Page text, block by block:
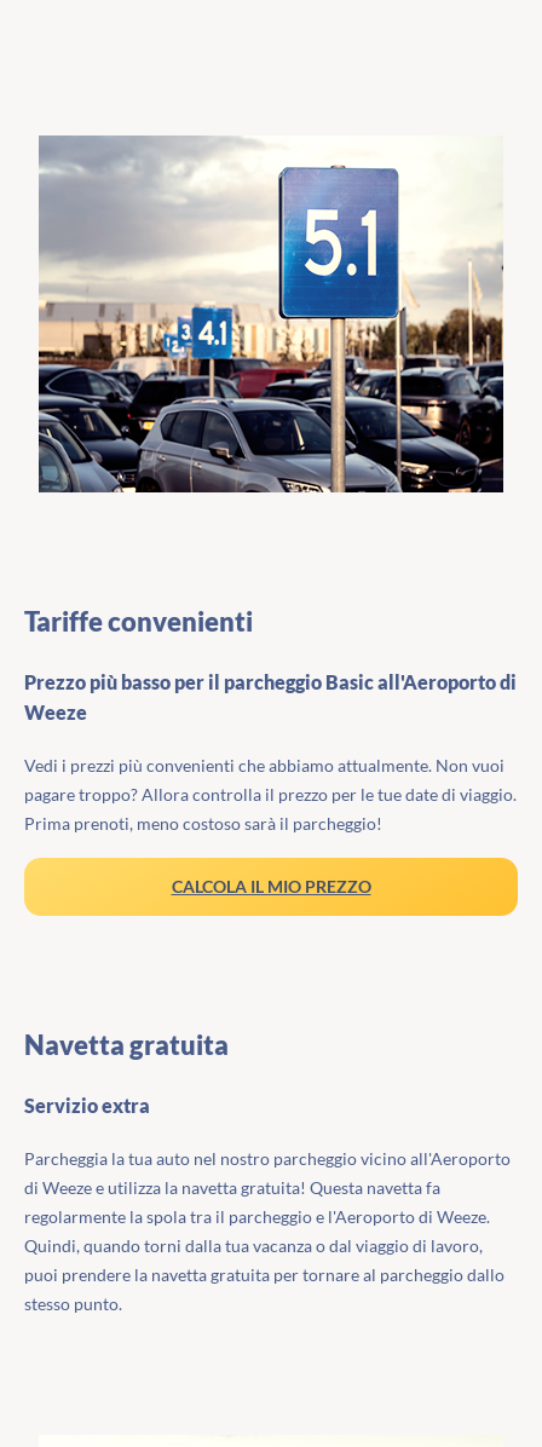
Tariffe convenienti
Prezzo più basso per il parcheggio Basic all'Aeroporto di
Weeze
Vedi i prezzi più convenienti che abbiamo attualmente. Non vuoi
pagare troppo? Allora controlla il prezzo per le tue date di viaggio.
Prima prenoti, meno costoso sarà il parcheggio!
CALCOLA IL MIO PREZZO
Navetta gratuita
Servizio extra
Parcheggia la tua auto nel nostro parcheggio vicino all'Aeroporto
di Weeze e utilizza la navetta gratuita! Questa navetta fa
regolarmente la spola tra il parcheggio e l'Aeroporto di Weeze.
Quindi, quando torni dalla tua vacanza o dal viaggio di lavoro,
puoi prendere la navetta gratuita per tornare al parcheggio dallo
stesso punto.